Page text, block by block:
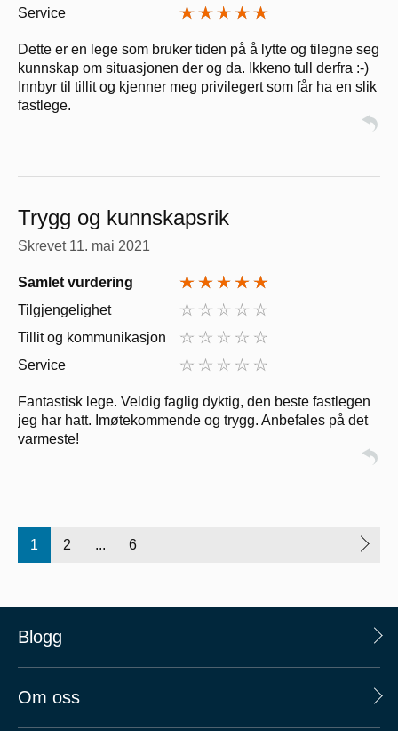
Service
Dette er en lege som bruker tiden på å lytte og tilegne seg
kunnskap om situasjonen der og da. Ikkeno tull derfra :-)
Innbyr til tillit og kjenner meg privilegert som får ha en slik
fastlege.
Trygg og kunnskapsrik
Skrevet 11. mai 2021
Samlet vurdering
Tilgjengelighet
Tillit og kommunikasjon
Service
Fantastisk lege. Veldig faglig dyktig, den beste fastlegen
jeg har hatt. Imøtekommende og trygg. Anbefales på det
varmeste!
1 2 ... 6
Blogg
Om oss